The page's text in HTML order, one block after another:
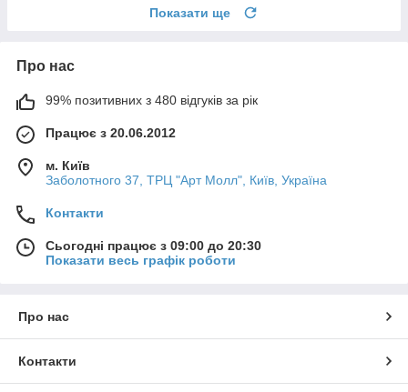
Показати ще
Про нас
99% позитивних з 480 відгуків за рік
Працює з 20.06.2012
м. Київ
Заболотного 37, ТРЦ "Арт Молл", Київ, Україна
Контакти
Сьогодні працює з 09:00 до 20:30
Показати весь графік роботи
Про нас
Контакти